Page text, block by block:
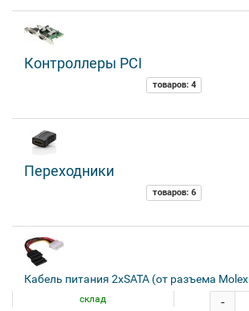
Контроллеры PCI
товаров: 4
Переходники
товаров: 6
Кабель питания 2xSATA (от разъема Molex
склад
-